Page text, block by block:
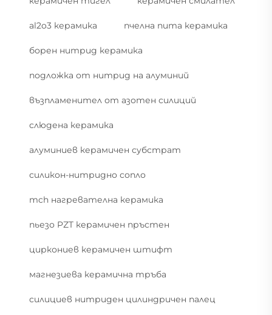
al2o3 керамика пчелна пита керамика
борен нитрид керамика
подложка от нитрид на алуминий
възпламенител от азотен силиций
слюдена керамика
алуминиев керамичен субстрат
силикон-нитридно сопло
mch нагревателна керамика
пьезо PZT керамичен пръстен
циркониев керамичен штифт
магнезиева керамична тръба
силициев нитриден цилиндричен палец